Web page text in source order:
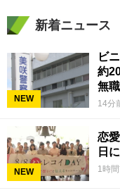
新着ニュース
NEW
ビ
約
無
14分
NEW
恋
日
1時